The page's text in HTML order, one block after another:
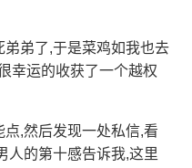
弟了,于是菜鸡如我也去
幸运的收获了一个越权
,然后发现一处私信,看
人的第十感告诉我,这里